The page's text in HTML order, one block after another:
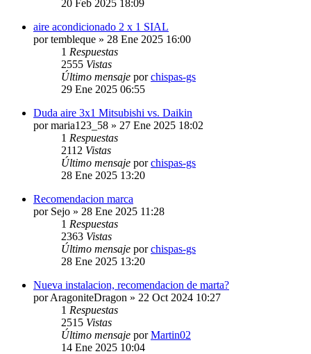
20 Feb 2025 18:09
aire acondicionado 2 x 1 SIAL
portembleque » 28 Ene 2025 16:00
1 Respuestas
2555 Vistas
Último mensaje porchispas-gs
29 Ene 2025 06:55
Duda aire 3x1 Mitsubishi vs. Daikin
pormaria123_58 » 27 Ene 2025 18:02
1 Respuestas
2112 Vistas
Último mensaje porchispas-gs
28 Ene 2025 13:20
Recomendacion marca
por Sejo » 28 Ene 2025 11:28
1 Respuestas
2363 Vistas
Último mensaje porchispas-gs
28 Ene 2025 13:20
Nueva instalacion, recomendacion de marta?
porAragoniteDragon » 22 Oct 2024 10:27
1 Respuestas
2515 Vistas
Último mensaje porMartin02
14 Ene 2025 10:04